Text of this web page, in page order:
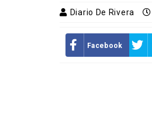
Diario De Rivera
Facebook